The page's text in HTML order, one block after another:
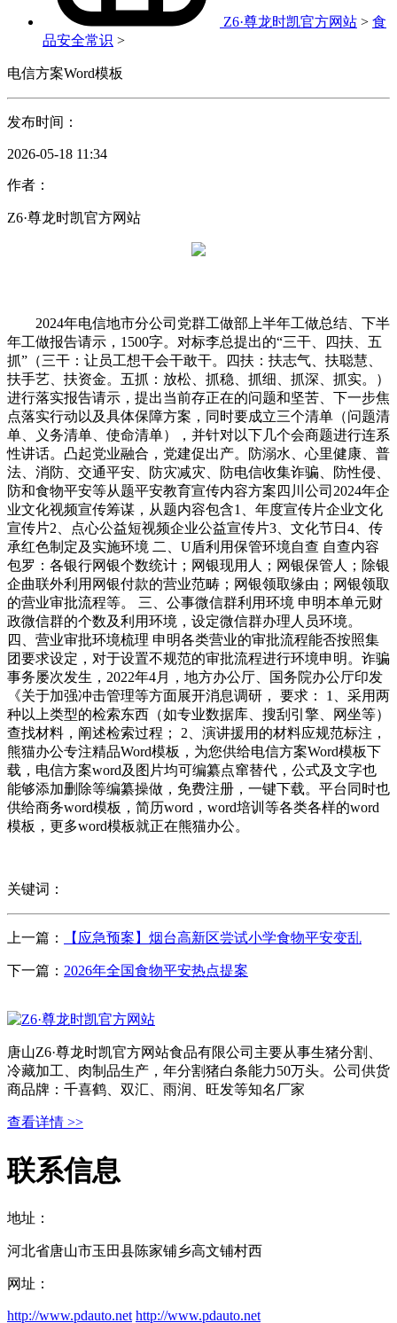
Z6·尊龙时凯官方网站 > 食
品安全常识 >
电信方案Word模板
发布时间：
2026-05-18 11:34
作者：
Z6·尊龙时凯官方网站
2024年电信地市分公司党群工做部上半年工做总结、下半
年工做报告请示，1500字。对标李总提出的“三干、四扶、五
抓”（三干：让员工想干会干敢干。四扶：扶志气、扶聪慧、
扶手艺、扶资金。五抓：放松、抓稳、抓细、抓深、抓实。）
进行落实报告请示，提出当前存正在的问题和坚苦、下一步焦
点落实行动以及具体保障方案，同时要成立三个清单（问题清
单、义务清单、使命清单），并针对以下几个会商题进行连系
性讲话。凸起党业融合，党建促出产。防溺水、心里健康、普
法、消防、交通平安、防灾减灾、防电信收集诈骗、防性侵、
防和食物平安等从题平安教育宣传内容方案四川公司2024年企
业文化视频宣传筹谋，从题内容包含1、年度宣传片企业文化
宣传片2、点心公益短视频企业公益宣传片3、文化节日4、传
承红色制定及实施环境 二、U盾利用保管环境自查 自查内容
包罗：各银行网银个数统计；网银现用人；网银保管人；除银
企曲联外利用网银付款的营业范畴；网银领取缘由；网银领取
的营业审批流程等。 三、公事微信群利用环境 申明本单元财
政微信群的个数及利用环境，设定微信群办理人员环境。
四、营业审批环境梳理 申明各类营业的审批流程能否按照集
团要求设定，对于设置不规范的审批流程进行环境申明。诈骗
事务屡次发生，2022年4月，地方办公厅、国务院办公厅印发
《关于加强冲击管理等方面展开消息调研， 要求： 1、采用两
种以上类型的检索东西（如专业数据库、搜刮引擎、网坐等）
查找材料，阐述检索过程； 2、演讲援用的材料应规范标注，
熊猫办公专注精品Word模板，为您供给电信方案Word模板下
载，电信方案word及图片均可编纂点窜替代，公式及文字也
能够添加删除等编纂操做，免费注册，一键下载。平台同时也
供给商务word模板，简历word，word培训等各类各样的word
模板，更多word模板就正在熊猫办公。
关键词：
上一篇： 【应急预案】烟台高新区尝试小学食物平安变乱
下一篇： 2026年全国食物平安热点提案
唐山Z6·尊龙时凯官方网站食品有限公司主要从事生猪分割、
冷藏加工、肉制品生产，年分割猪白条能力50万头。公司供货
商品牌：千喜鹤、双汇、雨润、旺发等知名厂家
查看详情 >>
联系信息
地址：
河北省唐山市玉田县陈家铺乡高文铺村西
网址：
http://www.pdauto.net http://www.pdauto.net